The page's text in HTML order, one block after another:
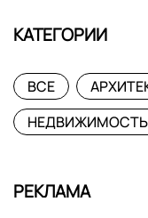
КАТЕГОРИИ
ВСЕ
НЕДВИЖИМОСТЬ
РЕКЛАМА